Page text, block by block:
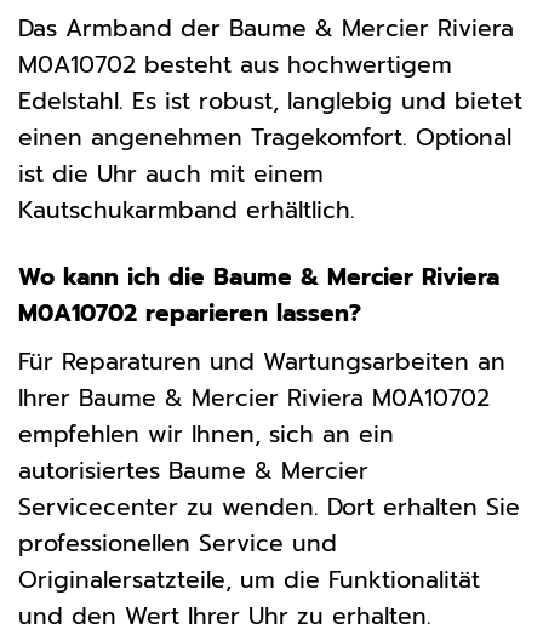
Das Armband der Baume & Mercier Riviera
M0A10702 besteht aus hochwertigem
Edelstahl. Es ist robust, langlebig und bietet
einen angenehmen Tragekomfort. Optional
ist die Uhr auch mit einem
Kautschukarmband erhältlich.
Wo kann ich die Baume & Mercier Riviera
M0A10702 reparieren lassen?
Für Reparaturen und Wartungsarbeiten an
Ihrer Baume & Mercier Riviera M0A10702
empfehlen wir Ihnen, sich an ein
autorisiertes Baume & Mercier
Servicecenter zu wenden. Dort erhalten Sie
professionellen Service und
Originalersatzteile, um die Funktionalität
und den Wert Ihrer Uhr zu erhalten.